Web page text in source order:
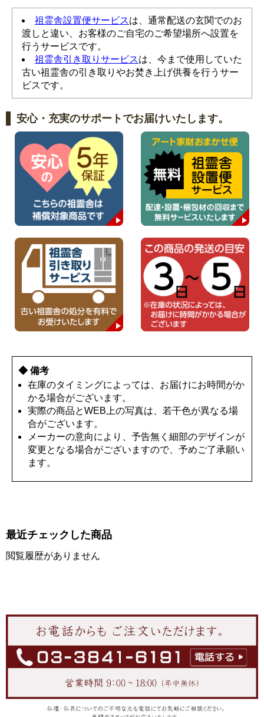
祖霊舎設置便サービスは、通常配送の玄関でのお
渡しと違い、お客様のご自宅のご希望場所へ設置を
行うサービスです。
祖霊舎引き取りサービスは、今まで使用していた
古い祖霊舎の引き取りやお焚き上げ供養を行うサー
ビスです。
安心・充実のサポートでお届けいたします。
◆ 備考
在庫のタイミングによっては、お届けにお時間がか
かる場合がございます。
実際の商品とWEB上の写真は、若干色が異なる場
合がございます。
メーカーの意向により、予告無く細部のデザインが
変更となる場合がございますので、予めご了承願い
ます。
最近チェックした商品
閲覧履歴がありません